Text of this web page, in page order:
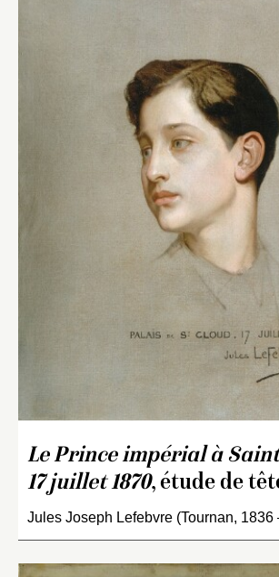
Le Prince impérial à
17 juillet 1870, étude de
Jules Joseph Lefebvre (Tournan, 1836